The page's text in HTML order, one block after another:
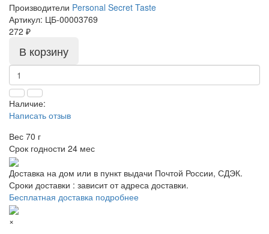
Производители Personal Secret Taste
Артикул: ЦБ-00003769
272 ₽
В корзину
Наличие:
Написать отзыв
Вес 70 г
Срок годности 24 мес
Доставка на дом или в пункт выдачи Почтой России, СДЭК.
Сроки доставки : зависит от адреса доставки.
Бесплатная доставка подробнее
×